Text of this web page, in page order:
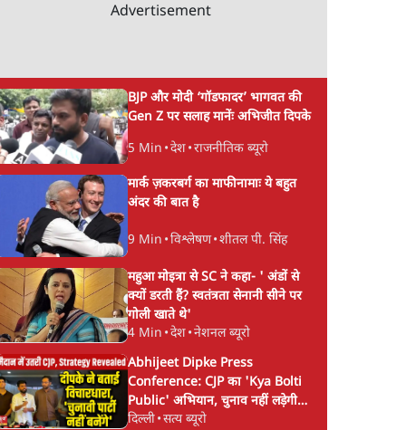
Advertisement
BJP और मोदी ‘गॉडफादर’ भागवत की
Gen Z पर सलाह मानेंः अभिजीत दिपके
5 Min •देश•राजनीतिक ब्यूरो
मार्क ज़करबर्ग का माफीनामाः ये बहुत
अंदर की बात है
9 Min •विश्लेषण•शीतल पी. सिंह
महुआ मोइत्रा से SC ने कहा- ' अंडों से
क्यों डरती हैं? स्वतंत्रता सेनानी सीने पर
गोली खाते थे'
4 Min •देश•नेशनल ब्यूरो
Abhijeet Dipke Press
Conference: CJP का 'Kya Bolti
Public' अभियान, चुनाव नहीं लड़ेगी
CJP!
दिल्ली•सत्य ब्यूरो